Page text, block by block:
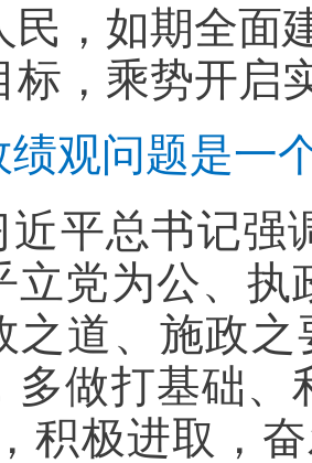
民，如期全面
标，乘势开启
绩观问题是一
近平总书记强
立党为公、执
之道、施政
多做打基础、
积极进取，